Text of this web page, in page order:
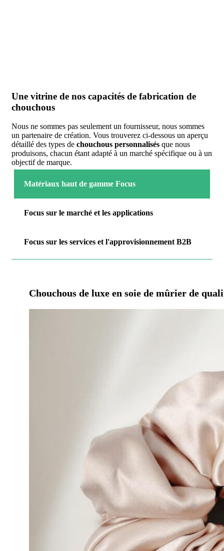
Une vitrine de nos capacités de fabrication de
chouchous
Nous ne sommes pas seulement un fournisseur, nous sommes
un partenaire de création. Vous trouverez ci-dessous un aperçu
détaillé des types de chouchous personnalisés que nous
produisons, chacun étant adapté à un marché spécifique ou à un
objectif de marque.
Matériaux haut de gamme Focus
Focus sur le marché et les applications
Focus sur les services et l'approvisionnement B2B
Chouchous de luxe en soie de mûrier de